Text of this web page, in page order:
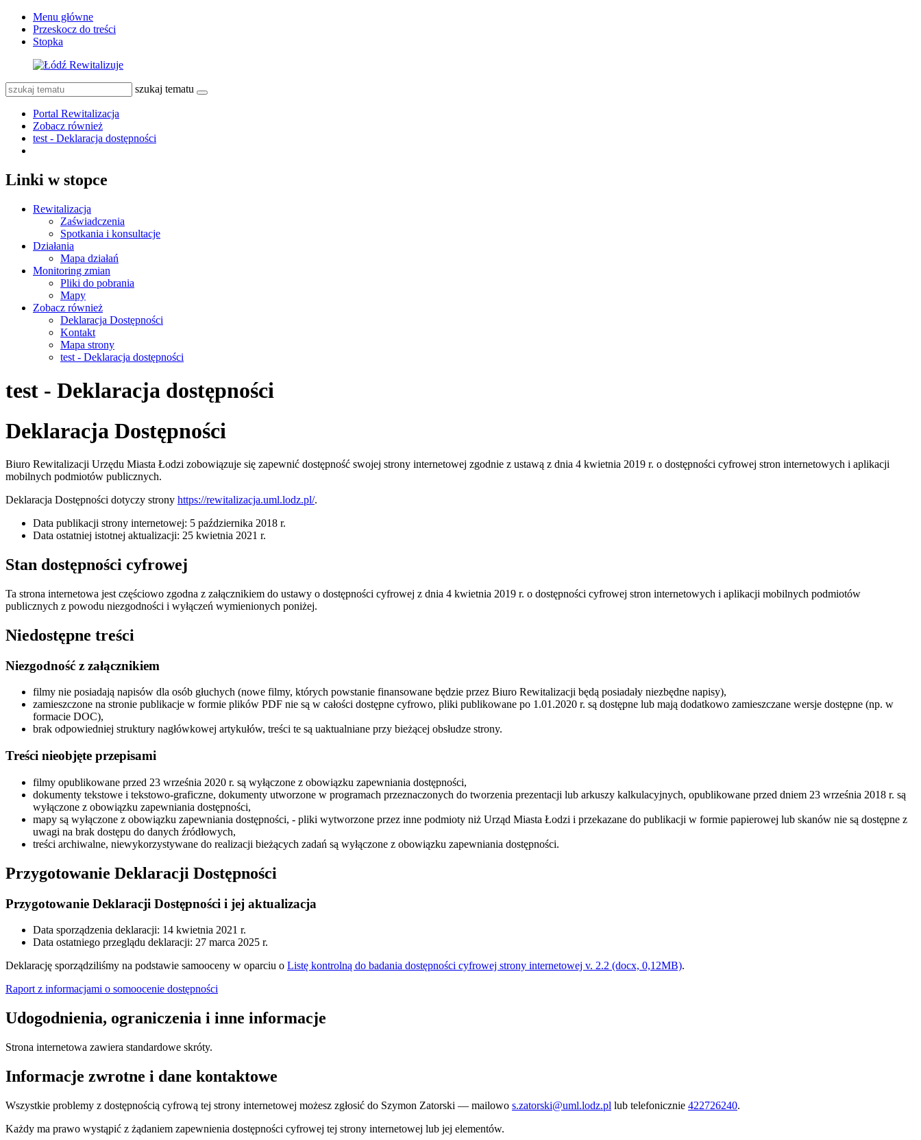
Menu główne
Przeskocz do treści
Stopka
szukaj tematu
Portal Rewitalizacja
Zobacz również
test - Deklaracja dostępności
Linki w stopce
Rewitalizacja
Zaświadczenia
Spotkania i konsultacje
Działania
Mapa działań
Monitoring zmian
Pliki do pobrania
Mapy
Zobacz również
Deklaracja Dostępności
Kontakt
Mapa strony
test - Deklaracja dostępności
test - Deklaracja dostępności
Deklaracja Dostępności
Biuro Rewitalizacji Urzędu Miasta Łodzi zobowiązuje się zapewnić dostępność swojej strony internetowej zgodnie z ustawą z dnia 4 kwietnia 2019 r. o dostępności cyfrowej stron internetowych i aplikacji
mobilnych podmiotów publicznych.
Deklaracja Dostępności dotyczy strony https://rewitalizacja.uml.lodz.pl/.
Data publikacji strony internetowej: 5 października 2018 r.
Data ostatniej istotnej aktualizacji: 25 kwietnia 2021 r.
Stan dostępności cyfrowej
Ta strona internetowa jest częściowo zgodna z załącznikiem do ustawy o dostępności cyfrowej z dnia 4 kwietnia 2019 r. o dostępności cyfrowej stron internetowych i aplikacji mobilnych podmiotów
publicznych z powodu niezgodności i wyłączeń wymienionych poniżej.
Niedostępne treści
Niezgodność z załącznikiem
filmy nie posiadają napisów dla osób głuchych (nowe filmy, których powstanie finansowane będzie przez Biuro Rewitalizacji będą posiadały niezbędne napisy),
zamieszczone na stronie publikacje w formie plików PDF nie są w całości dostępne cyfrowo, pliki publikowane po 1.01.2020 r. są dostępne lub mają dodatkowo zamieszczane wersje dostępne (np. w
formacie DOC),
brak odpowiedniej struktury nagłówkowej artykułów, treści te są uaktualniane przy bieżącej obsłudze strony.
Treści nieobjęte przepisami
filmy opublikowane przed 23 września 2020 r. są wyłączone z obowiązku zapewniania dostępności,
dokumenty tekstowe i tekstowo-graficzne, dokumenty utworzone w programach przeznaczonych do tworzenia prezentacji lub arkuszy kalkulacyjnych, opublikowane przed dniem 23 września 2018 r. są
wyłączone z obowiązku zapewniania dostępności,
mapy są wyłączone z obowiązku zapewniania dostępności, - pliki wytworzone przez inne podmioty niż Urząd Miasta Łodzi i przekazane do publikacji w formie papierowej lub skanów nie są dostępne z
uwagi na brak dostępu do danych źródłowych,
treści archiwalne, niewykorzystywane do realizacji bieżących zadań są wyłączone z obowiązku zapewniania dostępności.
Przygotowanie Deklaracji Dostępności
Przygotowanie Deklaracji Dostępności i jej aktualizacja
Data sporządzenia deklaracji: 14 kwietnia 2021 r.
Data ostatniego przeglądu deklaracji: 27 marca 2025 r.
Deklarację sporządziliśmy na podstawie samooceny w oparciu o Listę kontrolną do badania dostępności cyfrowej strony internetowej v. 2.2 (docx, 0,12MB).
Raport z informacjami o somoocenie dostępności
Udogodnienia, ograniczenia i inne informacje
Strona internetowa zawiera standardowe skróty.
Informacje zwrotne i dane kontaktowe
Wszystkie problemy z dostępnością cyfrową tej strony internetowej możesz zgłosić do Szymon Zatorski — mailowo s.zatorski@uml.lodz.pl lub telefonicznie 422726240.
Każdy ma prawo wystąpić z żądaniem zapewnienia dostępności cyfrowej tej strony internetowej lub jej elementów.